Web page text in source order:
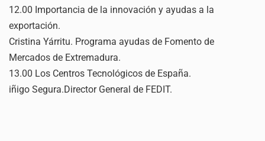
12.00 Importancia de la innovación y ayudas a la
exportación.
Cristina Yárritu. Programa ayudas de Fomento de
Mercados de Extremadura.
13.00 Los Centros Tecnológicos de España.
iñigo Segura.Director General de FEDIT.